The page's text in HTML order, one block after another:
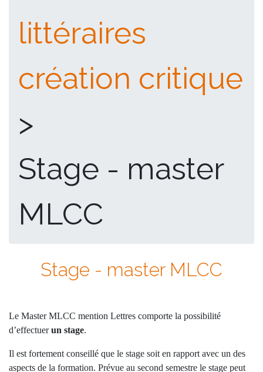
littéraires
création critique
>
Stage - master
MLCC
Stage - master MLCC
Le Master MLCC mention Lettres comporte la possibilité
d’effectuerun stage.
Il est fortement conseillé que le stage soit en rapport avec un des
aspects de la formation. Prévue au second semestre le stage peut